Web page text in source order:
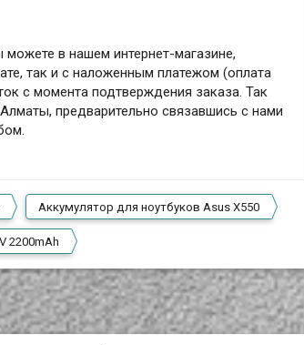
можете в нашем интернет-магазине,
так и с наложенным платежом (оплата
с момента подтверждения заказа. Так
предварительно связавшись с нами
Аккумулятор для ноутбуков Asus X550
2200mAh